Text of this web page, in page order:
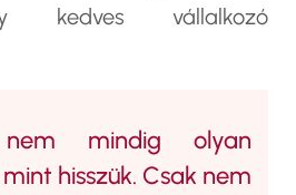
kedves vállalkozó
mindig olyan
hisszük. Csak nem